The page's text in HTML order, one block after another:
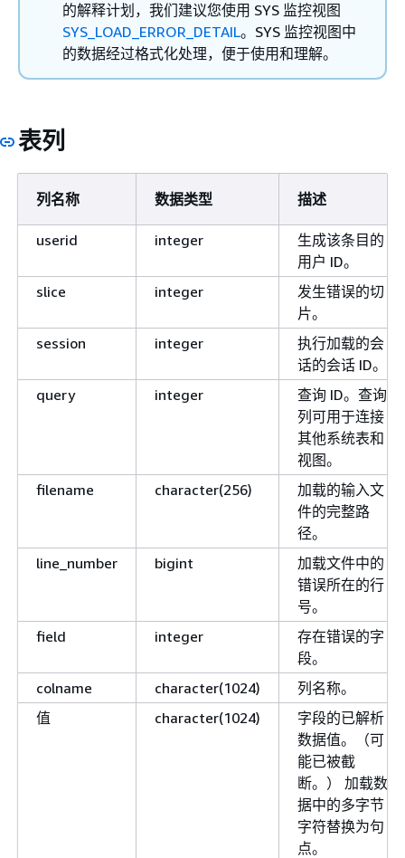
的解释计划，我们建议您使用 SYS 监控视图
SYS_LOAD_ERROR_DETAIL。SYS 监控视图中
的数据经过格式化处理，便于使用和理解。
表列
列名称 数据类型 描述
userid integer
生成该条目的
用户 ID。
slice
integer
发生错误的切
片。
session
integer
执行加载的会
话的会话 ID。
query
integer
查询 ID。查询
列可用于连接
其他系统表和
视图。
filename
character(256)
加载的输入文
件的完整路
径。
line_number
bigint
加载文件中的
错误所在的行
号。
field
integer
存在错误的字
段。
colname
character(1024)
列名称。
值
character(1024)
字段的已解析
数据值。（可
能已被截
断。） 加载数
据中的多字节
字符替换为句
点。